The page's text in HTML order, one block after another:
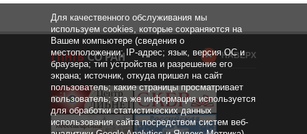
НАВЕРХ
Для качественного обслуживания мы
используем cookies, которые сохраняются на
Вашем компьютере (сведения о
местоположении; IP-адрес; язык, версия ОС и
браузера; тип устройства и разрешение его
экрана; источник, откуда пришел на сайт
пользователь; какие страницы просматривает
пользователь; эта же информация используется
для обработки статистических данных
использования сайта посредством систем веб-